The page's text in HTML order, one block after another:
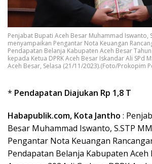
Penjabat Bupati Aceh Besar Muhammad Iswanto,
menyampaikan Pengantar Nota Keuangan
Pendapatan Belanja Kabupaten Aceh Besar
kepada Ketua DPRK Aceh Besar Iskandar Ali SPd
Aceh Besar, Selasa (21/11/2023).(Foto/Prokopim
* Pendapatan Diajukan Rp 1,8 T
Habapublik.com, Kota Jantho :
Besar Muhammad Iswanto, S.STP
Pengantar Nota Keuangan
Pendapatan Belanja Kabupaten Aceh